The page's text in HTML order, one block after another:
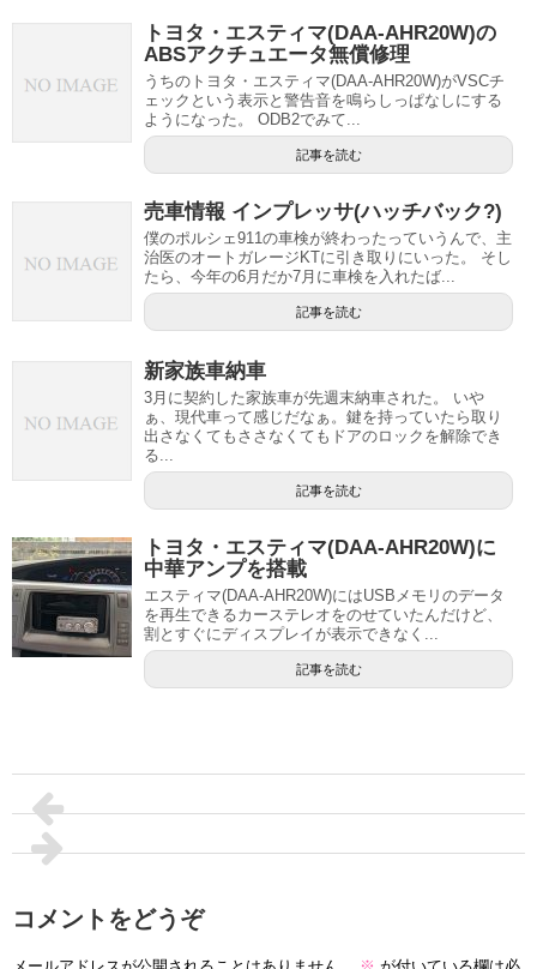
トヨタ・エスティマ(DAA‑AHR20W)の
ABSアクチュエータ無償修理
うちのトヨタ・エスティマ(DAA‑AHR20W)がVSCチ
ェックという表示と警告音を鳴らしっぱなしにする
ようになった。 ODB2でみて...
記事を読む
売車情報 インプレッサ(ハッチバック?)
僕のポルシェ911の車検が終わったっていうんで、主
治医のオートガレージKTに引き取りにいった。 そし
たら、今年の6月だか7月に車検を入れたば...
記事を読む
新家族車納車
3月に契約した家族車が先週末納車された。 いや
ぁ、現代車って感じだなぁ。鍵を持っていたら取り
出さなくてもささなくてもドアのロックを解除でき
る...
記事を読む
トヨタ・エスティマ(DAA‑AHR20W)に
中華アンプを搭載
エスティマ(DAA‑AHR20W)にはUSBメモリのデータ
を再生できるカーステレオをのせていたんだけど、
割とすぐにディスプレイが表示できなく...
記事を読む
コメントをどうぞ